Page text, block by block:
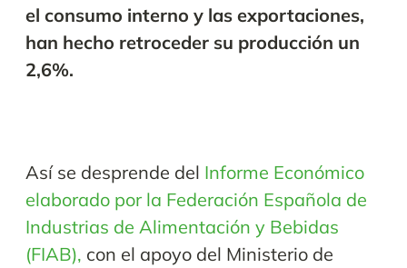
el consumo interno y las exportaciones,
han hecho retroceder su producción un
2,6%.
Así se desprende del Informe Económico
elaborado por la Federación Española de
Industrias de Alimentación y Bebidas
(FIAB), con el apoyo del Ministerio de